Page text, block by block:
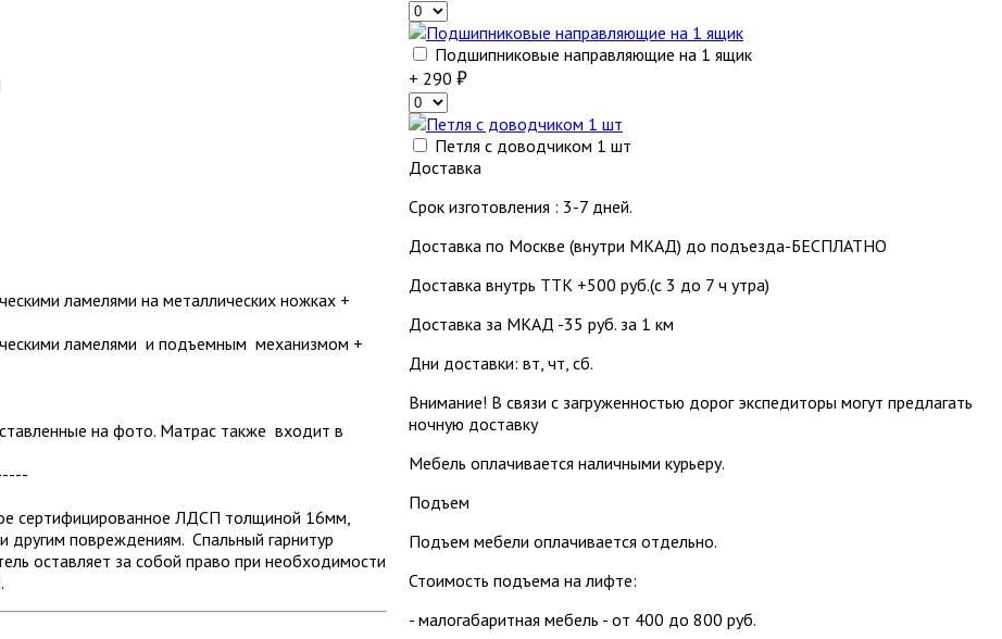
ламелями на металлических ножках +
ламелями и подъемным механизмом +
на фото. Матрас также входит в
сертифицированное ЛДСП толщиной 16мм,
другим повреждениям. Спальный гарнитур
оставляет за собой право при необходимости
Подшипниковые направляющие на 1 ящик
+ 290
Петля с доводчиком 1 шт
Доставка
Срок изготовления : 3-7 дней.
Доставка по Москве (внутри МКАД) до подъезда-БЕСПЛАТНО
Доставка внутрь ТТК +500 руб.(с 3 до 7 ч утра)
Доставка за МКАД -35 руб. за 1 км
Дни доставки: вт, чт, сб.
Внимание! В связи с загруженностью дорог экспедиторы могут предлагать
ночную доставку
Мебель оплачивается наличными курьеру.
Подъем
Подъем мебели оплачивается отдельно.
Стоимость подъема на лифте:
- малогабаритная мебель - от 400 до 800 руб.